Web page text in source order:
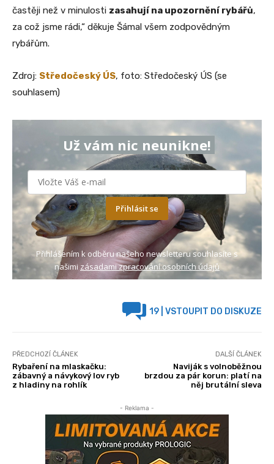
častěji než v minulosti zasahují na upozornění rybářů,
za což jsme rádi,“ děkuje Šámal všem zodpovědným
rybářům.
Zdroj: Středočeský ÚS, foto: Středočeský ÚS (se
souhlasem)
Už vám nic neunikne!
Přihlásit se
Přihlášením k odběru našeho newsletteru souhlasíte s
našimi zásadami zpracování osobních údajů
19 | VSTOUPIT DO DISKUZE
PŘEDCHOZÍ ČLÁNEK
Rybaření na mlaskačku:
zábavný a návykový lov ryb
z hladiny na rohlík
DALŠÍ ČLÁNEK
Naviják s volnoběžnou
brzdou za pár korun: platí na
něj brutální sleva
- Reklama -